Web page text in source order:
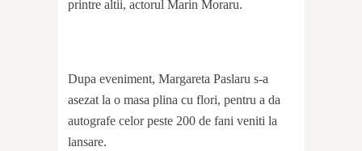
printre altii, actorul Marin Moraru.
Dupa eveniment, Margareta Paslaru s-a
asezat la o masa plina cu flori, pentru a da
autografe celor peste 200 de fani veniti la
lansare.